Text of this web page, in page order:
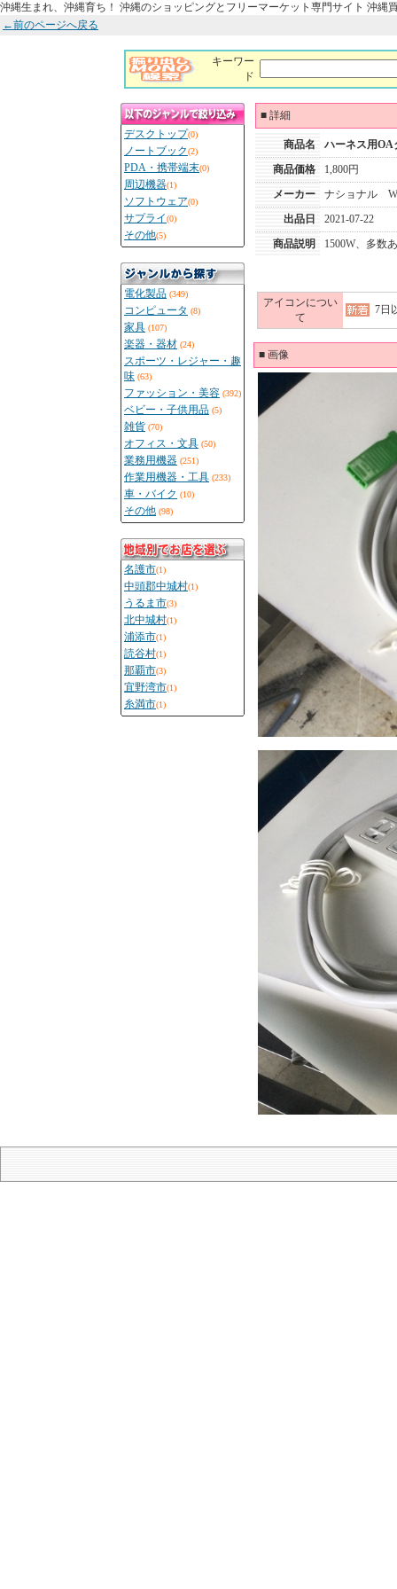
沖縄生まれ、沖縄育ち！ 沖縄のショッピングとフリーマーケット専門サイト 沖縄
←前のページへ戻る
キーワー
ド
デスクトップ(0)
ノートブック(2)
PDA・携帯端末(0)
周辺機器(1)
ソフトウェア(0)
サプライ(0)
その他(5)
電化製品 (349)
コンピュータ (8)
家具 (107)
楽器・器材 (24)
スポーツ・レジャー・趣
味 (63)
ファッション・美容 (392)
ベビー・子供用品 (5)
雑貨 (70)
オフィス・文具 (50)
業務用機器 (251)
作業用機器・工具 (233)
車・バイク (10)
その他 (98)
名護市(1)
中頭郡中城村(1)
うるま市(3)
北中城村(1)
浦添市(1)
読谷村(1)
那覇市(3)
宜野湾市(1)
糸満市(1)
■ 詳細
商品名
ハーネス用OA
商品価格
1,800円
メーカー
ナショナル
出品日
2021-07-22
商品説明
1500W、多数
アイコンについ
て
7日
■ 画像